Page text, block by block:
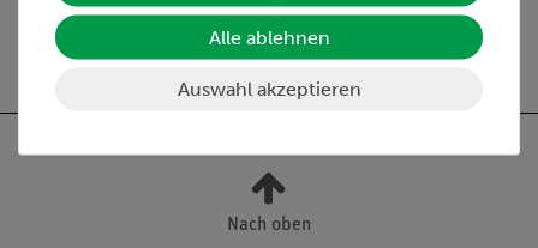
Versandkostenfrei ab 300,- €
Nach oben
Alle ablehnen
Auswahl akzeptieren